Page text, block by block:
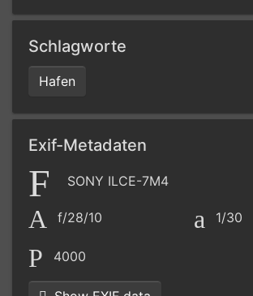
Schlagworte
Hafen
Exif-Metadaten
SONY ILCE-7M4
f/28/10 1/30
4000